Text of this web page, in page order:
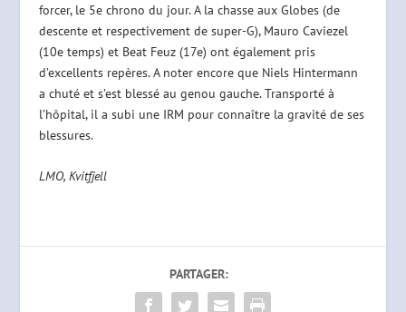
forcer, le 5e chrono du jour. A la chasse aux Globes (de
descente et respectivement de super-G), Mauro Caviezel
(10e temps) et Beat Feuz (17e) ont également pris
d’excellents repères. A noter encore que Niels Hintermann
a chuté et s’est blessé au genou gauche. Transporté à
l’hôpital, il a subi une IRM pour connaître la gravité de ses
blessures.
LMO, Kvitfjell
PARTAGER: